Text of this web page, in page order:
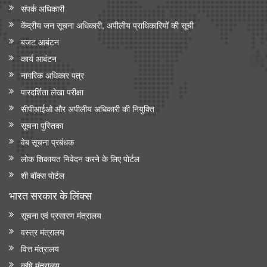
संपर्क अधिकारी
केंद्रीय जन सूचना अधिकारी, अपीलीय प्राधिकारियों की सूची
बजट आबंटन
कार्य आबंटन
नागरिक अधिकार पत्र
पारदर्शिता लेखा परीक्षा
सीपीआईओ और अपी‍लीय अधिकारी की नियुक्ति
सूचना पुस्तिका
वेब सूचना प्रबंधक
लोक शिकायत निवेदन करने के लिए पोर्टल
शी बॉक्स पोर्टल
भारत सरकार के लिंक्‍स
सूचना एवं प्रसारण मंत्रालय
वस्त्र मंत्रालय
वित्त मंत्रालय